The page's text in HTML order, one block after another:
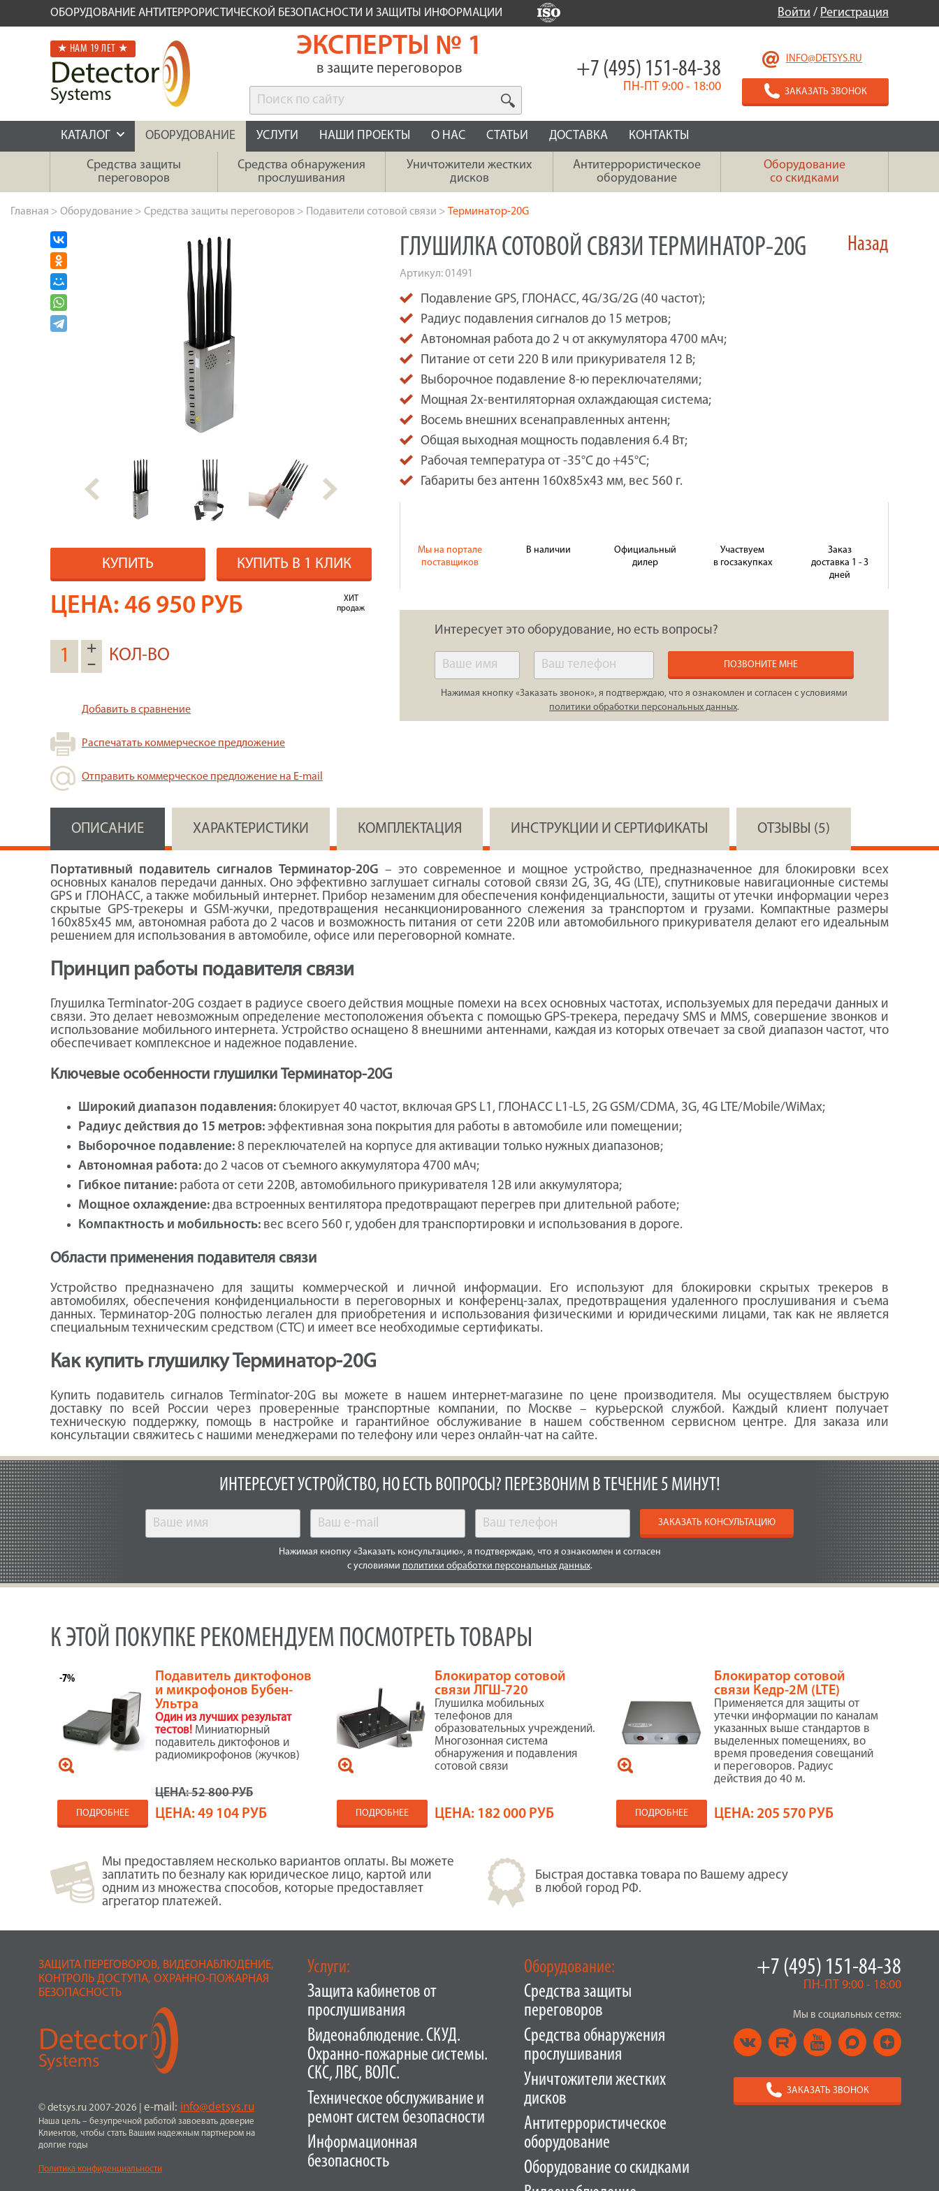
ОБОРУДОВАНИЕ АНТИТЕРРОРИСТИЧЕСКОЙ БЕЗОПАСНОСТИ И ЗАЩИТЫ ИНФОРМАЦИИ Войти / Регистрация
★ НАМ 19 ЛЕТ ★ ЭКСПЕРТЫ № 1
в защите переговоров
INFO@DETSYS.RU
ЗАКАЗАТЬ ЗВОНОК
+7 (495) 151-84-38
ПН-ПТ 9:00 - 18:00
КАТАЛОГ ОБОРУДОВАНИЕ УСЛУГИ НАШИ ПРОЕКТЫ О НАС СТАТЬИ ДОСТАВКА КОНТАКТЫ
Средства защиты
переговоров
Средства обнаружения
прослушивания
Уничтожители жестких
дисков
Антитеррористическое
оборудование
Оборудование
со скидками
Главная > Оборудование > Средства защиты переговоров > Подавители сотовой связи > Терминатор-20G
Назад
КУПИТЬ КУПИТЬ В 1 КЛИК
ЦЕНА: 46 950 РУБ
ХИТ
продаж
+
–
КОЛ-ВО
Добавить в сравнение
Распечатать коммерческое предложение
Отправить коммерческое предложение на E-mail
ГЛУШИЛКА СОТОВОЙ СВЯЗИ ТЕРМИНАТОР-20G
Артикул:01491
Подавление GPS, ГЛОНАСС, 4G/3G/2G (40 частот);
Радиус подавления сигналов до 15 метров;
Автономная работа до 2 ч от аккумулятора 4700 мАч;
Питание от сети 220 В или прикуривателя 12 В;
Выборочное подавление 8-ю переключателями;
Мощная 2х-вентиляторная охлаждающая система;
Восемь внешних всенаправленных антенн;
Общая выходная мощность подавления 6.4 Вт;
Рабочая температура от -35°C до +45°C;
Габариты без антенн 160x85x43 мм, вес 560 г.
Мы на портале
поставщиков
В наличии
Официальный
дилер
Участвуем
в госзакупках
Заказ
доставка 1 - 3
дней
Интересует это оборудование, но есть вопросы?
ПОЗВОНИТЕ МНЕ
Нажимая кнопку «Заказать звонок», я подтверждаю, что я ознакомлен и согласен с условиями
политики обработки персональных данных.
ОПИСАНИЕ ХАРАКТЕРИСТИКИ КОМПЛЕКТАЦИЯ ИНСТРУКЦИИ И СЕРТИФИКАТЫ ОТЗЫВЫ (5)
Портативный подавитель сигналов Терминатор-20G – это современное и мощное устройство, предназначенное для блокировки всех
основных каналов передачи данных. Оно эффективно заглушает сигналы сотовой связи 2G, 3G, 4G (LTE), спутниковые навигационные системы
GPS и ГЛОНАСС, а также мобильный интернет. Прибор незаменим для обеспечения конфиденциальности, защиты от утечки информации через
скрытые GPS-трекеры и GSM-жучки, предотвращения несанкционированного слежения за транспортом и грузами. Компактные размеры
160х85х45 мм, автономная работа до 2 часов и возможность питания от сети 220В или автомобильного прикуривателя делают его идеальным
решением для использования в автомобиле, офисе или переговорной комнате.
Принцип работы подавителя связи
Глушилка Terminator-20G создает в радиусе своего действия мощные помехи на всех основных частотах, используемых для передачи данных и
связи. Это делает невозможным определение местоположения объекта с помощью GPS-трекера, передачу SMS и MMS, совершение звонков и
использование мобильного интернета. Устройство оснащено 8 внешними антеннами, каждая из которых отвечает за свой диапазон частот, что
обеспечивает комплексное и надежное подавление.
Ключевые особенности глушилки Терминатор-20G
Широкий диапазон подавления: блокирует 40 частот, включая GPS L1, ГЛОНАСС L1-L5, 2G GSM/CDMA, 3G, 4G LTE/Mobile/WiMax;
Радиус действия до 15 метров: эффективная зона покрытия для работы в автомобиле или помещении;
Выборочное подавление: 8 переключателей на корпусе для активации только нужных диапазонов;
Автономная работа: до 2 часов от съемного аккумулятора 4700 мАч;
Гибкое питание: работа от сети 220В, автомобильного прикуривателя 12В или аккумулятора;
Мощное охлаждение: два встроенных вентилятора предотвращают перегрев при длительной работе;
Компактность и мобильность: вес всего 560 г, удобен для транспортировки и использования в дороге.
Области применения подавителя связи
Устройство предназначено для защиты коммерческой и личной информации. Его используют для блокировки скрытых трекеров в
автомобилях, обеспечения конфиденциальности в переговорных и конференц-залах, предотвращения удаленного прослушивания и съема
данных. Терминатор-20G полностью легален для приобретения и использования физическими и юридическими лицами, так как не является
специальным техническим средством (СТС) и имеет все необходимые сертификаты.
Как купить глушилку Терминатор-20G
Купить подавитель сигналов Terminator-20G вы можете в нашем интернет-магазине по цене производителя. Мы осуществляем быструю
доставку по всей России через проверенные транспортные компании, по Москве – курьерской службой. Каждый клиент получает
техническую поддержку, помощь в настройке и гарантийное обслуживание в нашем собственном сервисном центре. Для заказа или
консультации свяжитесь с нашими менеджерами по телефону или через онлайн-чат на сайте.
ИНТЕРЕСУЕТ УСТРОЙСТВО, НО ЕСТЬ ВОПРОСЫ? ПЕРЕЗВОНИМ В ТЕЧЕНИЕ 5 МИНУТ!
ЗАКАЗАТЬ КОНСУЛЬТАЦИЮ
Нажимая кнопку «Заказать консультацию», я подтверждаю, что я ознакомлен и согласен
с условиями политики обработки персональных данных.
К ЭТОЙ ПОКУПКЕ РЕКОМЕНДУЕМ ПОСМОТРЕТЬ ТОВАРЫ
Подавитель диктофонов
и микрофонов Бубен-
Ультра
Один из лучших результат
тестов! Миниатюрный
подавитель диктофонов и
радиомикрофонов (жучков)
-7%
ПОДРОБНЕЕ
ЦЕНА:52 800 РУБ
ЦЕНА:49 104 РУБ
Блокиратор сотовой
связи ЛГШ-720
Глушилка мобильных
телефонов для
образовательных учреждений.
Многозонная система
обнаружения и подавления
сотовой связи
ПОДРОБНЕЕ ЦЕНА: 182 000 РУБ
Блокиратор сотовой
связи Кедр-2М (LTE)
Применяется для защиты от
утечки информации по каналам
указанных выше стандартов в
выделенных помещениях, во
время проведения совещаний
и переговоров. Радиус
действия до 40 м.
ПОДРОБНЕЕ ЦЕНА:205 570 РУБ
Мы предоставляем несколько вариантов оплаты. Вы можете
заплатить по безналу как юридическое лицо, картой или
одним из множества способов, которые предоставляет
агрегатор платежей.
Быстрая доставка товара по Вашему адресу
в любой город РФ.
ЗАЩИТА ПЕРЕГОВОРОВ, ВИДЕОНАБЛЮДЕНИЕ,
КОНТРОЛЬ ДОСТУПА, ОХРАННО-ПОЖАРНАЯ
БЕЗОПАСНОСТЬ
© detsys.ru 2007-2026 e-mail: info@detsys.ru
Наша цель – безупречной работой завоевать доверие
Клиентов, чтобы стать Вашим надежным партнером на
долгие годы
Политика конфиденциальности
Услуги:
Защита кабинетов от
прослушивания
Видеонаблюдение. СКУД.
Охранно-пожарные системы.
СКС, ЛВС, ВОЛС.
Техническое обслуживание и
ремонт систем безопасности
Информационная
безопасность
+7 (495) 151-84-38
ПН-ПТ 9:00 - 18:00
Мы в социальных сетях:
ЗАКАЗАТЬ ЗВОНОК
Оборудование:
Средства защиты
переговоров
Средства обнаружения
прослушивания
Уничтожители жестких
дисков
Антитеррористическое
оборудование
Оборудование со скидками